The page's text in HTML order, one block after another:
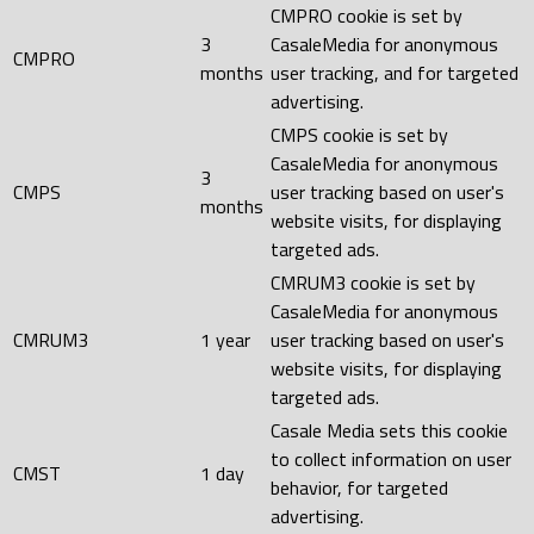
CMPRO
3
months
CMPRO cookie is set by
CasaleMedia for anonymous
user tracking, and for targeted
advertising.
CMPS
3
months
CMPS cookie is set by
CasaleMedia for anonymous
user tracking based on user's
website visits, for displaying
targeted ads.
CMRUM3 1 year
CMRUM3 cookie is set by
CasaleMedia for anonymous
user tracking based on user's
website visits, for displaying
targeted ads.
CMST 1 day
Casale Media sets this cookie
to collect information on user
behavior, for targeted
advertising.